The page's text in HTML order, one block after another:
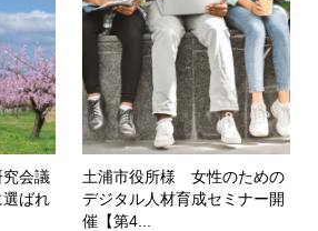
会議
ばれ
土浦市役所様 女性のための
デジタル人材育成セミナー開
催【第4...